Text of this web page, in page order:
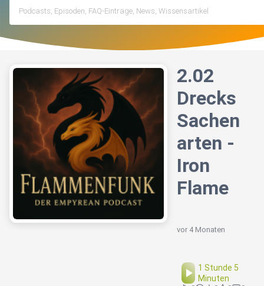
2.02
Drecks
Sachen
arten -
Iron
Flame
vor 4 Monaten
1 Stunde 5
Minuten